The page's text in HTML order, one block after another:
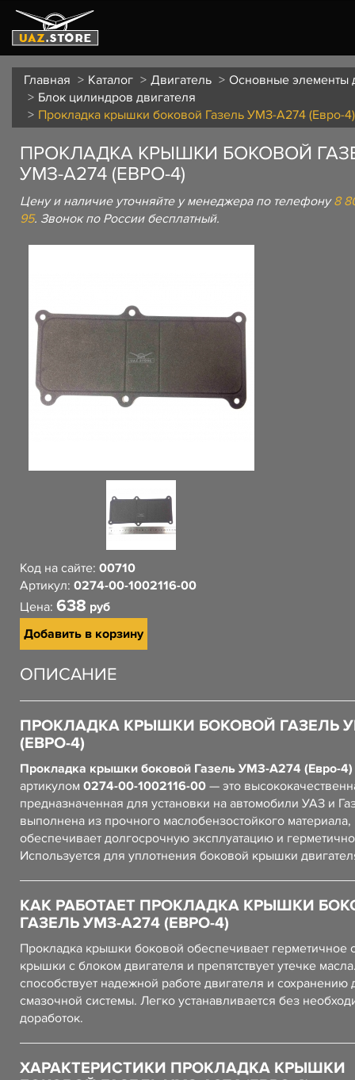
Главная Каталог Двигатель
Основные элементы
Блок цилиндров двигателя
Прокладка крышки боковой Газель УМЗ-А274 (Евро-4)
ПРОКЛАДКА КРЫШКИ БОКОВОЙ
УМЗ-А274 (ЕВРО-4)
Цену и наличие уточняйте у менеджера по телефону8
95. Звонок по России бесплатный.
Код на сайте: 00710
Артикул: 0274-00-1002116-00
Цена: 638 руб
Добавить в корзину
ОПИСАНИЕ
ПРОКЛАДКА КРЫШКИ БОКОВОЙ ГАЗЕЛЬ
(ЕВРО-4)
Прокладка крышки боковой Газель УМЗ-А274 (Евро-4)
артикулом 0274-00-1002116-00 — это
предназначенная для установки на автомобили УАЗ и
выполнена из прочного маслобензостойкого материала,
обеспечивает долгосрочную эксплуатацию и
Используется для уплотнения боковой крышки
КАК РАБОТАЕТ ПРОКЛАДКА КРЫШКИ
ГАЗЕЛЬ УМЗ-А274 (ЕВРО-4)
Прокладка крышки боковой обеспечивает герметичное
крышки с блоком двигателя и препятствует утечке
способствует надежной работе двигателя и сохранению
смазочной системы. Легко устанавливается без
доработок.
ХАРАКТЕРИСТИКИ ПРОКЛАДКА КРЫШКИ